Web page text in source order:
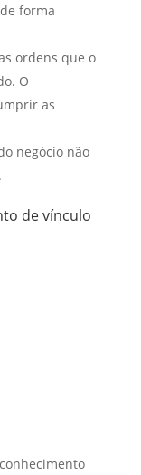
forma
ordens que o
O
as
negócio não
de vínculo